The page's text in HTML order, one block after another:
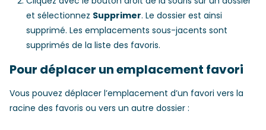
et sélectionnez Supprimer. Le dossier est ainsi
supprimé. Les emplacements sous-jacents sont
supprimés de la liste des favoris.
Pour déplacer un emplacement favori
Vous pouvez déplacer l’emplacement d’un favori vers la
racine des favoris ou vers un autre dossier :